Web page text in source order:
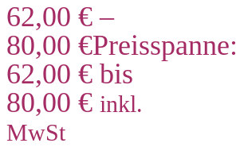
62,00 € –
80,00 €Preisspanne:
62,00 € bis
80,00 € inkl.
MwSt